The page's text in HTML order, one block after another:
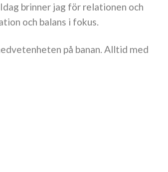
brinner jag för relationen och
och balans i fokus.
på banan. Alltid med